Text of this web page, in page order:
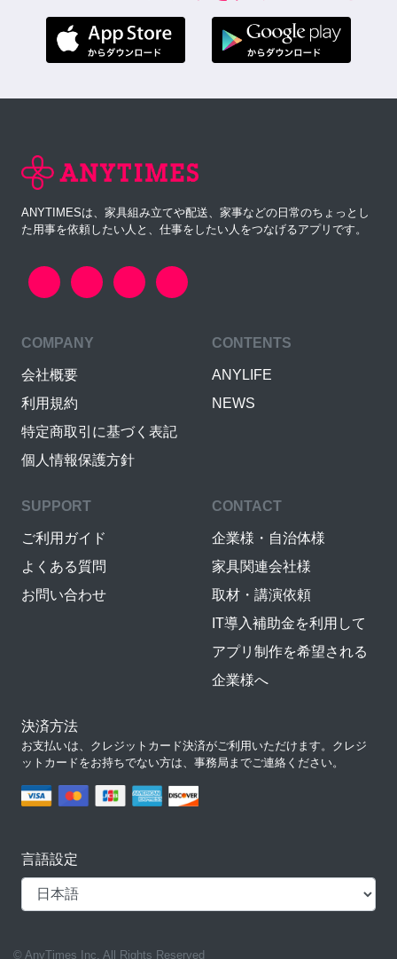
ANYTIMESは、家具組み立てや配送、家事などの日常のちょっとし
た用事を依頼したい人と、仕事をしたい人をつなげるアプリです。
COMPANY
会社概要
利用規約
特定商取引に基づく表記
個人情報保護方針
CONTENTS
ANYLIFE
NEWS
SUPPORT
ご利用ガイド
よくある質問
お問い合わせ
CONTACT
企業様・自治体様
家具関連会社様
取材・講演依頼
IT導入補助金を利用して
アプリ制作を希望される
企業様へ
決済方法
お支払いは、クレジットカード決済がご利用いただけます。クレジ
ットカードをお持ちでない方は、事務局までご連絡ください。
言語設定
© AnyTimes Inc. All Rights Reserved